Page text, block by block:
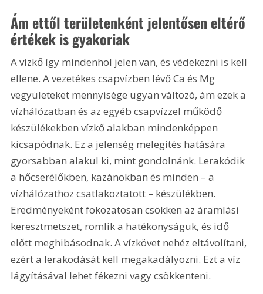
Ám ettől területenként jelentősen eltérő
értékek is gyakoriak
A vízkő így mindenhol jelen van, és védekezni is kell
ellene. A vezetékes csapvízben lévő Ca és Mg
vegyületeket mennyisége ugyan változó, ám ezek a
vízhálózatban és az egyéb csapvízzel működő
készülékekben vízkő alakban mindenképpen
kicsapódnak. Ez a jelenség melegítés hatására
gyorsabban alakul ki, mint gondolnánk. Lerakódik
a hőcserélőkben, kazánokban és minden – a
vízhálózathoz csatlakoztatott – készülékben.
Eredményeként fokozatosan csökken az áramlási
keresztmetszet, romlik a hatékonyságuk, és idő
előtt meghibásodnak. A vízkövet nehéz eltávolítani,
ezért a lerakodását kell megakadályozni. Ezt a víz
lágyításával lehet fékezni vagy csökkenteni.